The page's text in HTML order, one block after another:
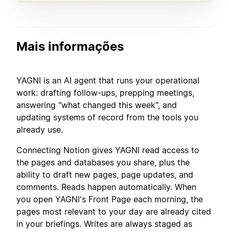
Mais informações
YAGNI is an AI agent that runs your operational
work: drafting follow-ups, prepping meetings,
answering "what changed this week", and
updating systems of record from the tools you
already use.
Connecting Notion gives YAGNI read access to
the pages and databases you share, plus the
ability to draft new pages, page updates, and
comments. Reads happen automatically. When
you open YAGNI's Front Page each morning, the
pages most relevant to your day are already cited
in your briefings. Writes are always staged as